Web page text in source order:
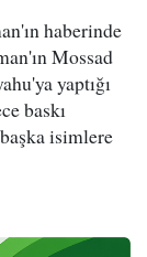
haberinde
Mossad
yaptığı
baskı
isimlere